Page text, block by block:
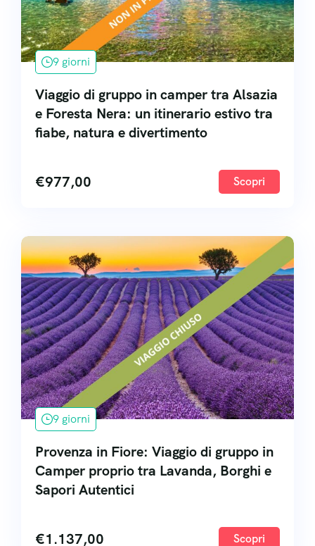
9 giorni
Viaggio di gruppo in camper tra Alsazia
e Foresta Nera: un itinerario estivo tra
fiabe, natura e divertimento
€977,00 Scopri
9 giorni
Provenza in Fiore: Viaggio di gruppo in
Camper proprio tra Lavanda, Borghi e
Sapori Autentici
€1.137,00 Scopri